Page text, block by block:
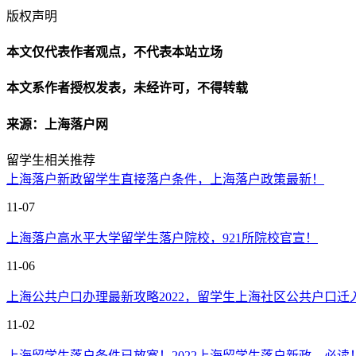
版权声明
本文仅代表作者观点，不代表本站立场
本文系作者授权发表，未经许可，不得转载
来源：上海落户网
留学生相关推荐
上海落户新政留学生直接落户条件，上海落户政策最新！
11-07
上海落户高水平大学留学生落户院校，921所院校官宣！
11-06
上海公共户口办理最新攻略2022，留学生上海社区公共户口迁
11-02